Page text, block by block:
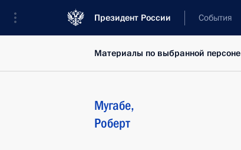
Президент России События
Материалы по выбранной персоне
Мугабе,
Роберт